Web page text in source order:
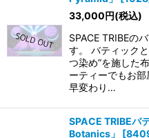
33,000 円(税込)
SPACE TRIBEの
す。 バティック
つ染め”を施した
ーティーでもお
早変わり…
SPACE TRIBE
Botanics」
[